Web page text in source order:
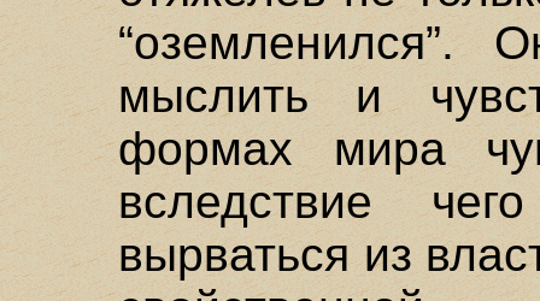
“оземленился”.
мыслить и
формах мира
вследствие
вырваться из